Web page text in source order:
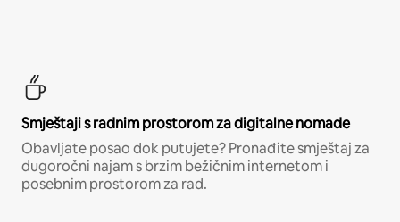
Smještaji s radnim prostorom za digitalne nomade
Obavljate posao dok putujete? Pronađite smještaj za
dugoročni najam s brzim bežičnim internetom i
posebnim prostorom za rad.